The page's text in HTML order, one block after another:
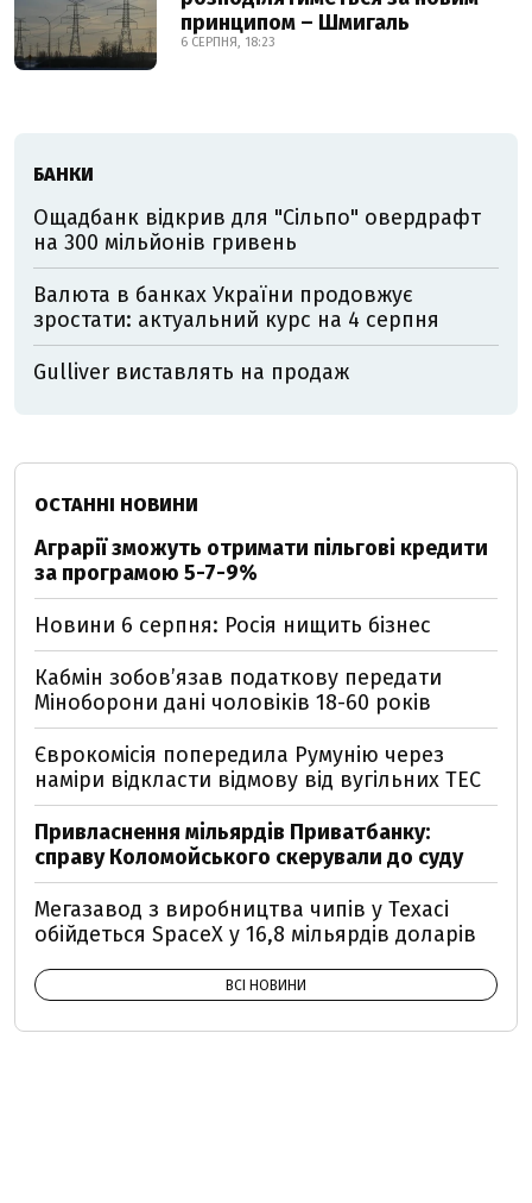
принципом – Шмигаль
6 СЕРПНЯ, 18:23
БАНКИ
Ощадбанк відкрив для "Сільпо" овердрафт
на 300 мільйонів гривень
Валюта в банках України продовжує
зростати: актуальний курс на 4 серпня
Gulliver виставлять на продаж
ОСТАННІ НОВИНИ
Аграрії зможуть отримати пільгові кредити
за програмою 5-7-9%
Новини 6 серпня: Росія нищить бізнес
Кабмін зобовʼязав податкову передати
Міноборони дані чоловіків 18-60 років
Єврокомісія попередила Румунію через
наміри відкласти відмову від вугільних ТЕС
Привласнення мільярдів Приватбанку:
справу Коломойського скерували до суду
Мегазавод з виробництва чипів у Техасі
обійдеться SpaceX у 16,8 мільярдів доларів
ВСІ НОВИНИ